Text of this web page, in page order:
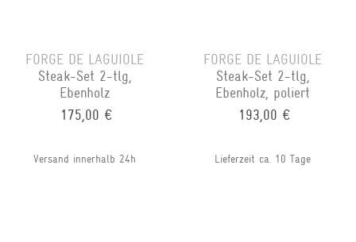
FORGE DE LAGUIOLE
Steak-Set 2-tlg,
Ebenholz
175,00 €
Versand innerhalb 24h
FORGE DE LAGUIOLE
Steak-Set 2-tlg,
Ebenholz, poliert
193,00 €
Lieferzeit ca. 10 Tage